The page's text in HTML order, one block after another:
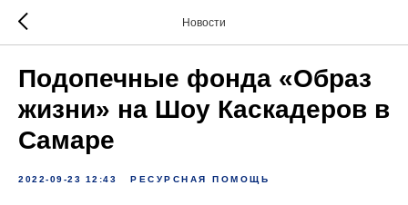
Новости
Подопечные фонда «Образ
жизни» на Шоу Каскадеров в
Самаре
2022-09-23 12:43 РЕСУРСНАЯ ПОМОЩЬ